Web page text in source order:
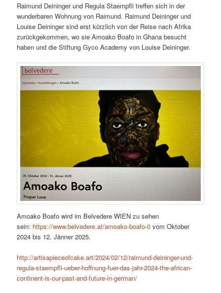
Raimund Deininger und Regula Staempfli treffen sich in der
wunderbaren Wohnung von Raimund. Raimund Deininger und
Louise Deininger sind erst kürzlich von der Reise nach Afrika
zurückgekommen, wo sie Amoako Boafo in Ghana besucht
haben und die Stiftung Gyco Academy von Louise Deininger.
Amoako Boafo wird im Belvedere WIEN zu sehen
sein: https://www.belvedere.at/amoako-boafo-0 vom Oktober
2024 bis 12. Jänner 2025.
http://artisapieceofcake.art/2024/02/12/raimund-deininger-und-
regula-staempfli-ueber-hoffnung-fuer-das-jahr-2024-the-african-
continent-is-our-past-and-future-in-german/